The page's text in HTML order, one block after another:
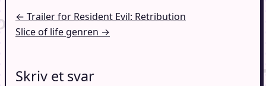
Indlægsnavigation
← Trailer for Resident Evil: Retribution
Slice of life genren →
Skriv et svar